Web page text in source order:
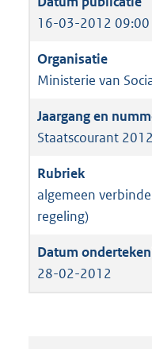
16-03-2012 09:00
Ministerie van
Staatscourant
algemeen
regeling)
28-02-2012